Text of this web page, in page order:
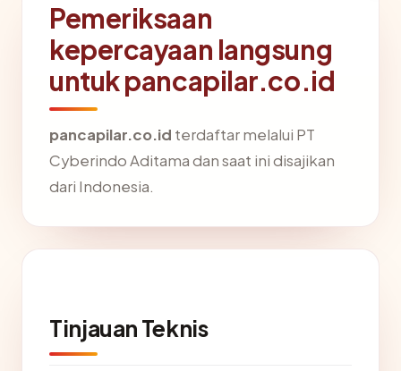
Pemeriksaan
kepercayaan langsung
untuk pancapilar.co.id
pancapilar.co.id terdaftar melalui PT
Cyberindo Aditama dan saat ini disajikan
dari Indonesia.
Tinjauan Teknis